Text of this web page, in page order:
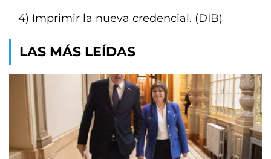
4) Imprimir la nueva credencial. (DIB)
LAS MÁS LEÍDAS